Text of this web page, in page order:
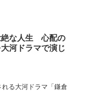
な人生 心配の
河ドラマで演じ
る大河ドラマ「鎌倉